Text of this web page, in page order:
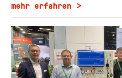
mehr erfahren